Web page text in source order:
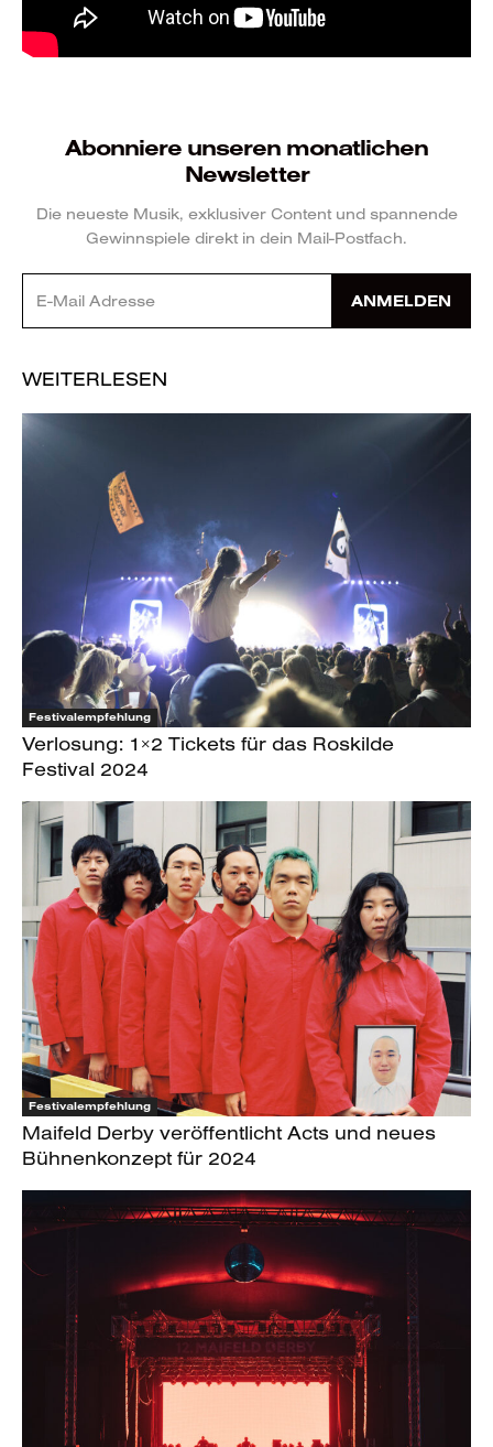
Abonniere unseren monatlichen
Newsletter
Die neueste Musik, exklusiver Content und spannende
Gewinnspiele direkt in dein Mail-Postfach.
ANMELDEN
WEITERLESEN
Festivalempfehlung
Verlosung: 1×2 Tickets für das Roskilde
Festival 2024
Festivalempfehlung
Maifeld Derby veröffentlicht Acts und neues
Bühnenkonzept für 2024